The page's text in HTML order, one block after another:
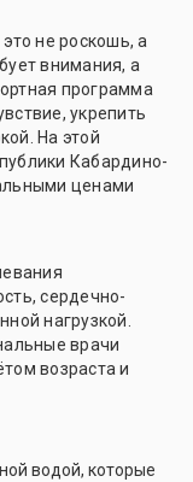
не роскошь, а
внимания, а
программа
укрепить
На этой
Кабардино-
ценами
сердечно-
нагрузкой.
врачи
возраста и
водой, которые